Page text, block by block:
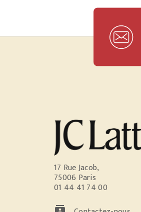
17 Rue Jacob,
75006 Paris
01 44 41 74 00